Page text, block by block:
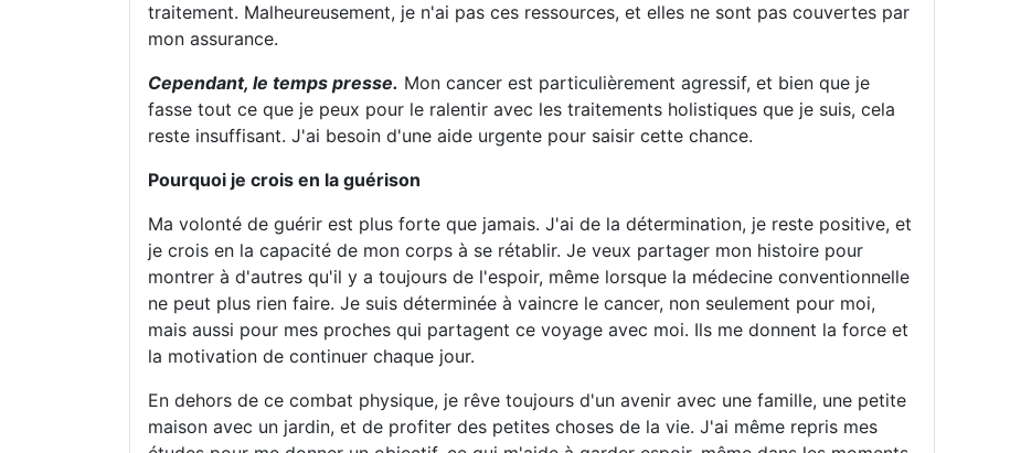
traitement. Malheureusement, je n'ai pas ces ressources, et elles ne sont pas couvertes par
mon assurance.
Cependant, le temps presse. Mon cancer est particulièrement agressif, et bien que je
fasse tout ce que je peux pour le ralentir avec les traitements holistiques que je suis, cela
reste insuffisant. J'ai besoin d'une aide urgente pour saisir cette chance.
Pourquoi je crois en la guérison
Ma volonté de guérir est plus forte que jamais. J'ai de la détermination, je reste positive, et
je crois en la capacité de mon corps à se rétablir. Je veux partager mon histoire pour
montrer à d'autres qu'il y a toujours de l'espoir, même lorsque la médecine conventionnelle
ne peut plus rien faire. Je suis déterminée à vaincre le cancer, non seulement pour moi,
mais aussi pour mes proches qui partagent ce voyage avec moi. Ils me donnent la force et
la motivation de continuer chaque jour.
En dehors de ce combat physique, je rêve toujours d'un avenir avec une famille, une petite
maison avec un jardin, et de profiter des petites choses de la vie. J'ai même repris mes